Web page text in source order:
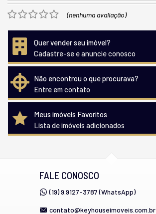
(nenhuma avaliação)
Quer vender seu imóvel?
Cadastre-se e anuncie conosco
Não encontrou o que procurava?
Entre em contato
Meus imóveis Favoritos
Lista de imóveis adicionados
FALE CONOSCO
(19) 9.9127-3787 (WhatsApp)
contato@keyhouseimoveis.com.br